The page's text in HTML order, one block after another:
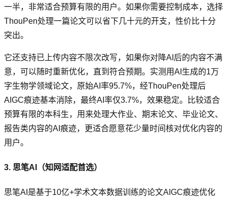
一半，非常适合预算有限的用户。如果你需要控制成本，选择
ThouPen处理一篇论文可以省下几十元的开支，性价比十分
突出。
它还支持已上传内容不限次改写，如果你对降AI后的内容不满
意，可以随时重新优化，直到符合预期。实测用AI生成的1万
字生物学领域论文，原始AI率95.7%，经ThouPen处理后
AIGC痕迹基本消除，最终AI率仅3.7%，效果稳定。比较适合
预算有限的本科生，用来处理大作业、期末论文、毕业论文、
报告类内容的AI痕迹，更适合愿意花少量时间核对优化内容的
用户。
3. 思笔AI（知网适配首选）
思笔AI是基于10亿+学术文本数据训练的论文AIGC痕迹优化